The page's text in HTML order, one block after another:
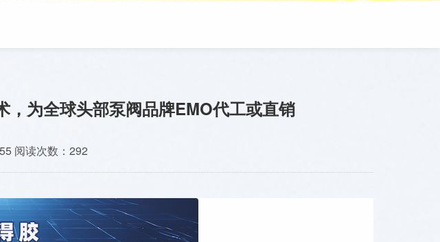
为全球头部泵阀品牌EMO代工或直销
阅读次数： 292